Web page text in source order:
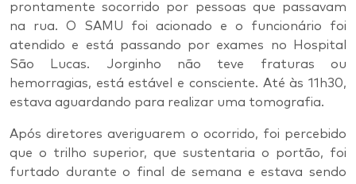
prontamente socorrido por pessoas que passavam
na rua. O SAMU foi acionado e o funcionário foi
atendido e está passando por exames no Hospital
São Lucas. Jorginho não teve fraturas ou
hemorragias, está estável e consciente. Até às 11h30,
estava aguardando para realizar uma tomografia.
Após diretores averiguarem o ocorrido, foi percebido
que o trilho superior, que sustentaria o portão, foi
furtado durante o final de semana e estava sendo